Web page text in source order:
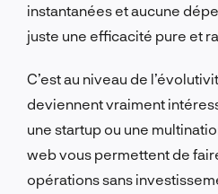
instantanées et aucune
juste une efficacité pure et
C’est au niveau de
deviennent vraiment
une startup ou une
web vous permettent de
opérations sans